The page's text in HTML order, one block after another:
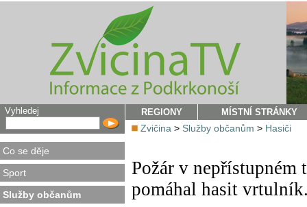
Vyhledej
Co se děje
Sport
Služby občanům
REGIONY MÍSTNÍ STRÁNKY
Zvičina > Služby občanům > Hasiči
Požár v nepřístupném
pomáhal hasit